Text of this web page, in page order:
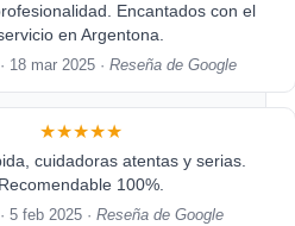
Encantados con el
en Argentona.
· 18 mar 2025 · Reseña de Google
★★★★★
cuidadoras atentas y serias.
Recomendable 100%.
· 5 feb 2025 ·Reseña de Google